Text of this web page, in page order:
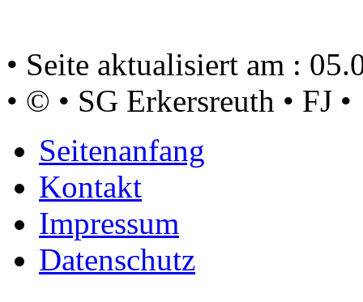
• Seite aktualisiert am :
• © • SG Erkersreuth • FJ •
Seitenanfang
Kontakt
Impressum
Datenschutz